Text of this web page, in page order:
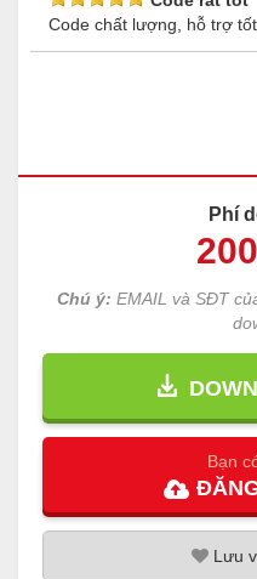
Code chất lượng, hỗ trợ tốt
Phí
200
Chú ý: EMAIL và SĐT
Bạn
Lưu